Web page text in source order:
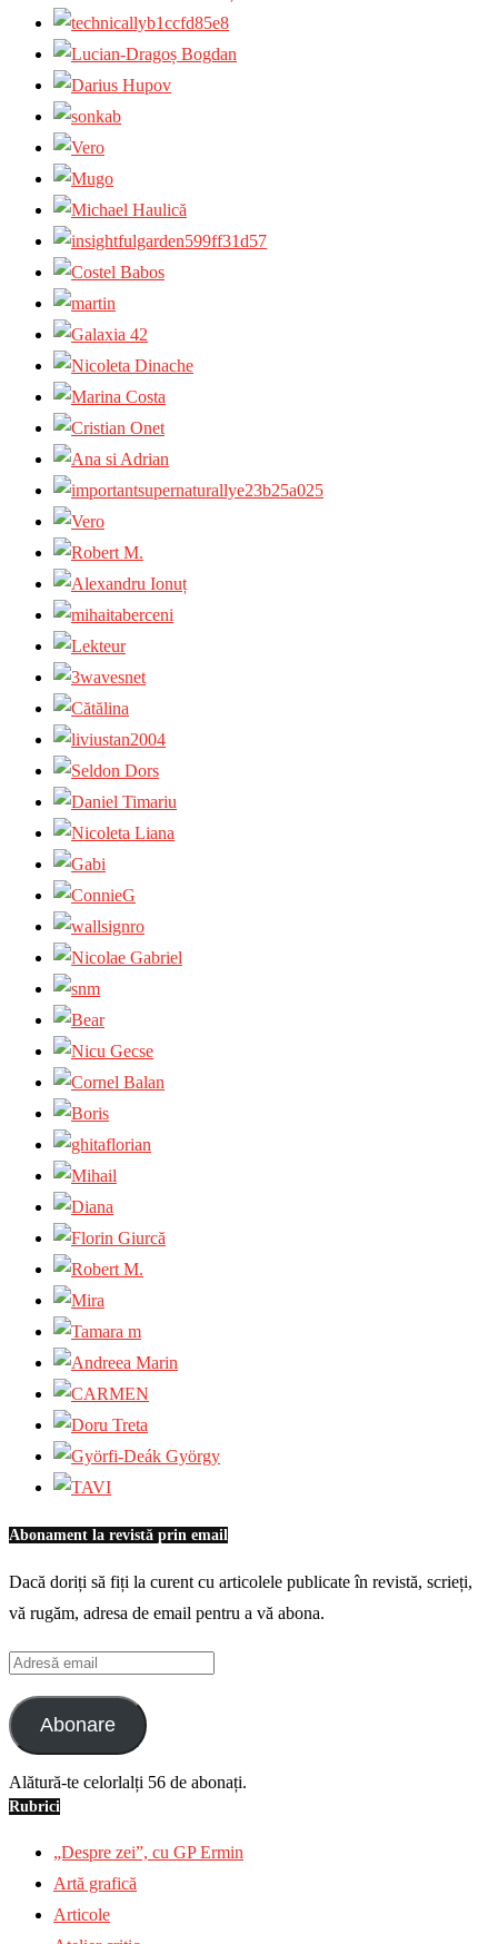
Abonament la revistă prin email
Dacă doriți să fiți la curent cu articolele publicate în revistă, scrieți,
vă rugăm, adresa de email pentru a vă abona.
Adresă
email
Abonare
Alătură-te celorlalți 56 de abonați.
Rubrici
„Despre zei”, cu GP Ermin
Artă grafică
Articole